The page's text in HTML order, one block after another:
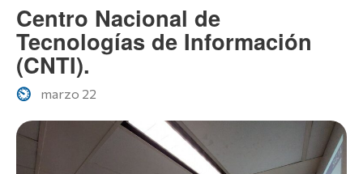
Centro Nacional de
Tecnologías de Información
(CNTI).
marzo 22